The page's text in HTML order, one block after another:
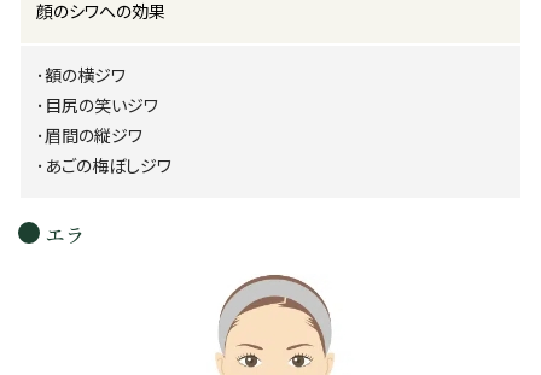
顔のシワへの効果
･額の横ジワ
･目尻の笑いジワ
･眉間の縦ジワ
･あごの梅ぼしジワ
エラ